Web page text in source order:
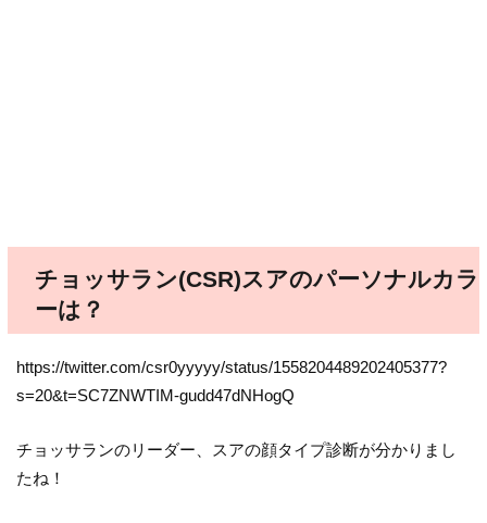
チョッサラン(CSR)スアのパーソナルカラ
ーは？
https://twitter.com/csr0yyyyy/status/1558204489202405377?
s=20&t=SC7ZNWTIM-gudd47dNHogQ
チョッサランのリーダー、スアの顔タイプ診断が分かりまし
たね！